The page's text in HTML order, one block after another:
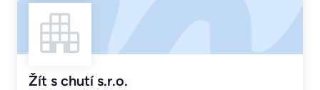
Žít s chutí s.r.o.